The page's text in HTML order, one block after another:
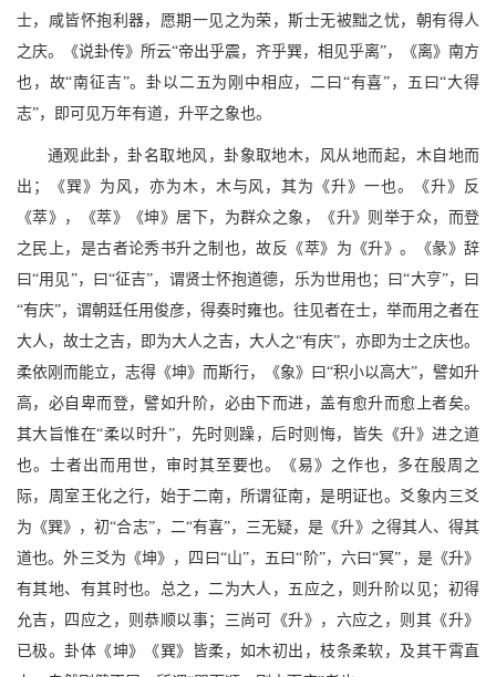
士，咸皆怀抱利器，愿期一见之为荣，斯士无被黜之忧，朝有得人
之庆。《说卦传》所云“帝出乎震，齐乎巽，相见乎离”，《离》南方
也，故“南征吉”。卦以二五为刚中相应，二曰“有喜”，五曰“大得
志”，即可见万年有道，升平之象也。
通观此卦，卦名取地风，卦象取地木，风从地而起，木自地而
出；《巽》为风，亦为木，木与风，其为《升》一也。《升》反
《萃》，《萃》《坤》居下，为群众之象，《升》则举于众，而登
之民上，是古者论秀书升之制也，故反《萃》为《升》。《彖》辞
曰“用见”，曰“征吉”，谓贤士怀抱道德，乐为世用也；曰“大亨”，曰
“有庆”，谓朝廷任用俊彦，得奏时雍也。往见者在士，举而用之者在
大人，故士之吉，即为大人之吉，大人之“有庆”，亦即为士之庆也。
柔依刚而能立，志得《坤》而斯行，《象》曰“积小以高大”，譬如升
高，必自卑而登，譬如升阶，必由下而进，盖有愈升而愈上者矣。
其大旨惟在“柔以时升”，先时则躁，后时则悔，皆失《升》进之道
也。士者出而用世，审时其至要也。《易》之作也，多在殷周之
际，周室王化之行，始于二南，所谓征南，是明证也。爻象内三爻
为《巽》，初“合志”，二“有喜”，三无疑，是《升》之得其人、得其
道也。外三爻为《坤》，四曰“山”，五曰“阶”，六曰“冥”，是《升》
有其地、有其时也。总之，二为大人，五应之，则升阶以见；初得
允吉，四应之，则恭顺以事；三尚可《升》，六应之，则其《升》
已极。卦体《坤》《巽》皆柔，如木初出，枝条柔软，及其干霄直